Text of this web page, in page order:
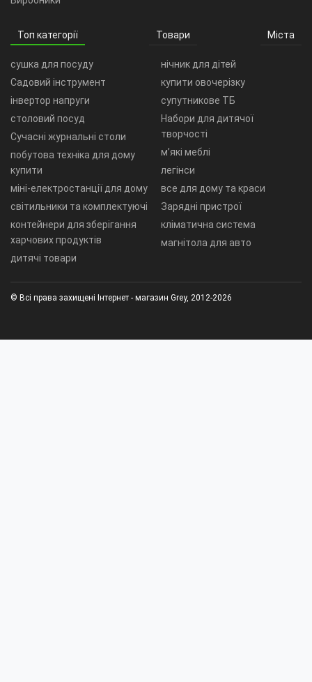
Топ категорії Товари Міста
сушка для посуду
Садовий інструмент
інвертор напруги
столовий посуд
Сучасні журнальні столи
побутова техніка для дому
купити
міні-електростанції для дому
світильники та комплектуючі
контейнери для зберігання
харчових продуктів
дитячі товари
нічник для дітей
купити овочерізку
супутникове ТБ
Набори для дитячої
творчості
м’які меблі
легінси
все для дому та краси
Зарядні пристрої
кліматична система
магнітола для авто
© Всі права захищені Інтернет - магазин Grey, 2012-2026